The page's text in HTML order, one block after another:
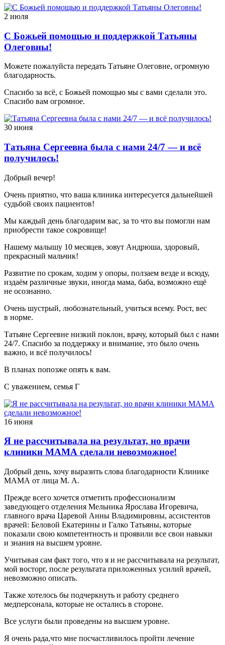
2 июля
С Божьей помощью и поддержкой Татьяны
Олеговны!
Можете пожалуйста передать Татьяне Олеговне, огромную
благодарность.
Спасибо за всё, с Божьей помощью мы с вами сделали это.
Спасибо вам огромное.
30 июня
Татьяна Сергеевна была с нами 24/7 — и всё
получилось!
Добрый вечер!
Очень приятно, что ваша клиника интересуется дальнейшей
судьбой своих пациентов!
Мы каждый день благодарим вас, за то что вы помогли нам
приобрести такое сокровище!
Нашему малышу 10 месяцев, зовут Андрюша, здоровый,
прекрасный мальчик!
Развитие по срокам, ходим у опоры, ползаем везде и всюду,
издаём различные звуки, иногда мама, баба, возможно ещё
не осознанно.
Очень шустрый, любознательный, учиться всему. Рост, вес
в норме.
Татьяне Сергеевне низкий поклон, врачу, который был с нами
24/7. Спасибо за поддержку и внимание, это было очень
важно, и всё получилось!
В планах попозже опять к вам.
С уважением, семья Г
16 июня
Я не рассчитывала на результат, но врачи
клиники МАМА сделали невозможное!
Добрый день, хочу выразить слова благодарности Клинике
МАМА от лица М. А.
Прежде всего хочется отметить профессионализм
заведующего отделения Мельника Ярослава Игоревича,
главного врача Царевой Анны Владимировны, ассистентов
врачей: Беловой Екатерины и Галко Татьяны, которые
показали свою компетентность и проявили все свои навыки
и знания на высшем уровне.
Учитывая сам факт того, что я и не рассчитывала на результат,
мой восторг, после результата приложенных усилий врачей,
невозможно описать.
Также хотелось бы подчеркнуть и работу среднего
медперсонала, которые не остались в стороне.
Все услуги были проведены на высшем уровне.
Я очень рада,что мне посчастливилось пройти лечение